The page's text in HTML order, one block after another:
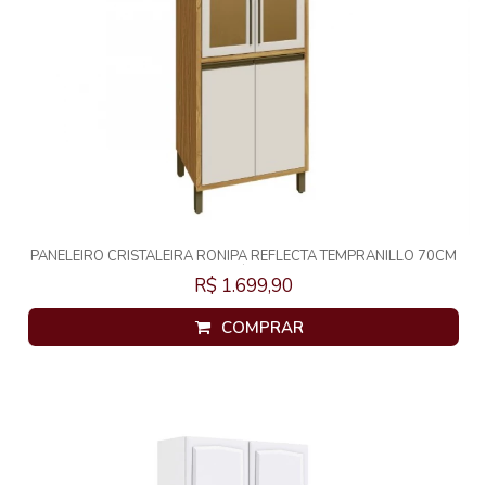
PANELEIRO CRISTALEIRA RONIPA REFLECTA TEMPRANILLO 70CM
AMENDOA/OFF WHITE
R$ 1.699,90
COMPRAR